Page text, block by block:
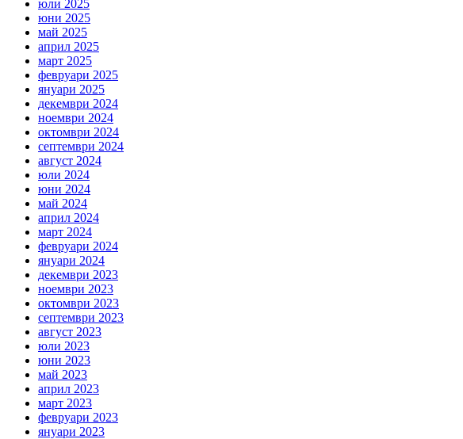
юли 2025
юни 2025
май 2025
април 2025
март 2025
февруари 2025
януари 2025
декември 2024
ноември 2024
октомври 2024
септември 2024
август 2024
юли 2024
юни 2024
май 2024
април 2024
март 2024
февруари 2024
януари 2024
декември 2023
ноември 2023
октомври 2023
септември 2023
август 2023
юли 2023
юни 2023
май 2023
април 2023
март 2023
февруари 2023
януари 2023